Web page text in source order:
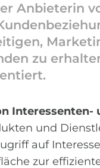
Anbieterin
zu
Interessenten-
und
auf
zur